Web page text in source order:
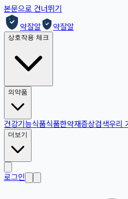
본문으로 건너뛰기
약잘알
약잘알
상호작용 체크
의약품
건강기능식품식품한약재증상검색우리
더보기
로그인